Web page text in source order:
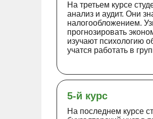
На третьем курсе
анализ и аудит. Они
налогообложением.
прогнозировать
изучают психологию
учатся работать в
5-й курс
На последнем курсе